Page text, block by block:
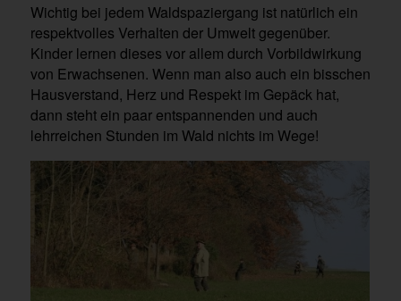
Wichtig bei jedem Waldspaziergang ist natürlich ein
respektvolles Verhalten der Umwelt gegenüber.
Kinder lernen dieses vor allem durch Vorbildwirkung
von Erwachsenen. Wenn man also auch ein bisschen
Hausverstand, Herz und Respekt im Gepäck hat,
dann steht ein paar entspannenden und auch
lehrreichen Stunden im Wald nichts im Wege!